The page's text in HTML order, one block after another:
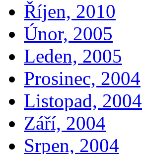
Říjen, 2010
Únor, 2005
Leden, 2005
Prosinec, 2004
Listopad, 2004
Září, 2004
Srpen, 2004